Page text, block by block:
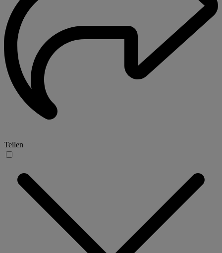
Teilen